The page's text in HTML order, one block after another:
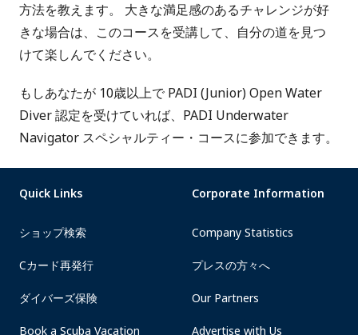
方法を教えます。 大きな満足感のあるチャレンジが好
きな場合は、このコースを受講して、自分の道を見つ
けて楽しんでください。
もしあなたが 10歳以上で PADI (Junior) Open Water
Diver 認定を受けていれば、PADI Underwater
Navigator スペシャルティー・コースに参加できます。
Quick Links
ショップ検索
Cカード再発行
ダイバーズ保険
Book a Scuba Vacation
Corporate Information
Company Statistics
プレスの方々へ
Our Partners
Advertise with Us